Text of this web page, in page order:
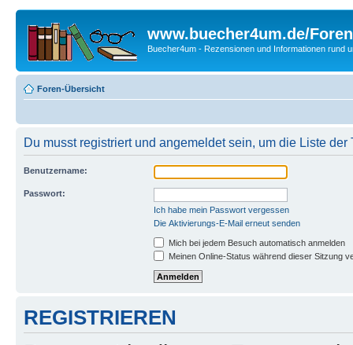
www.buecher4um.de/Foren
Buecher4um - Rezensionen und Informationen rund
Foren-Übersicht
Du musst registriert und angemeldet sein, um die Liste
Benutzername:
Passwort:
Ich habe mein Passwort vergessen
Die Aktivierungs-E-Mail erneut senden
Mich bei jedem Besuch automatisch anmelden
Meinen Online-Status während dieser Sitzung
REGISTRIEREN